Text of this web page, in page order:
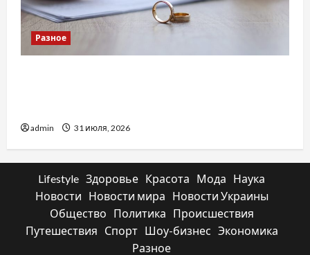
Разное
admin 31 июля, 2026
Lifestyle Здоровье Красота Мода
Наука
Новости
Новости мира
Новости Украины
Общество
Политика
Происшествия
Путешествия
Спорт Шоу-бизнес Экономика
Разное